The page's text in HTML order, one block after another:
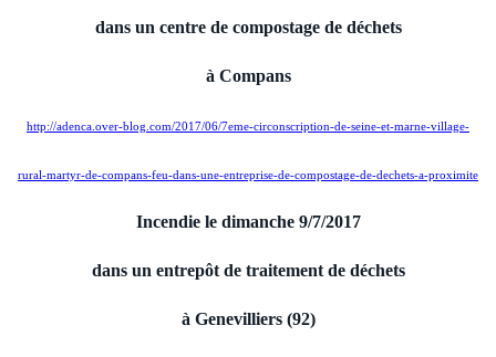
dans un centre de compostage de déchets
à Compans
http://adenca.over-blog.com/2017/06/7eme-circonscription-de-seine-et-marne-village-
rural-martyr-de-compans-feu-dans-une-entreprise-de-compostage-de-dechets-a-proximite
Incendie le dimanche 9/7/2017
dans un entrepôt de traitement de déchets
à Genevilliers (92)